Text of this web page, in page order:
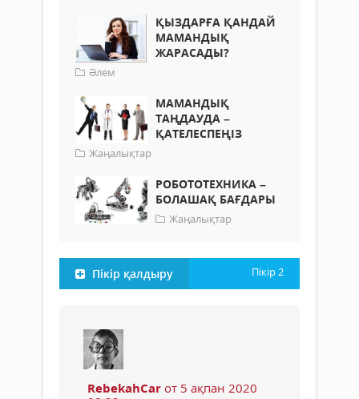
ҚЫЗДАРҒА ҚАНДАЙ
МАМАНДЫҚ
ЖАРАСАДЫ?
Әлем
МАМАНДЫҚ
ТАҢДАУДА –
ҚАТЕЛЕСПЕҢІЗ
Жаңалықтар
РОБОТОТЕХНИКА –
БОЛАШАҚ БАҒДАРЫ
Жаңалықтар
Пікір қалдыру Пікір 2
RebekahCar от 5 ақпан 2020